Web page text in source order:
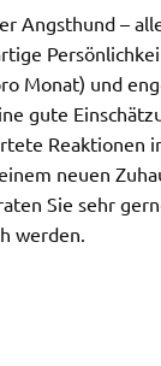
Angsthund –
Monat) und
gute
Reaktionen
neuen
Sie sehr
werden.